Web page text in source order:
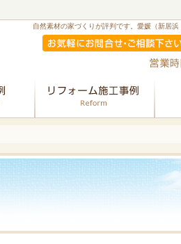
自然素材の家づくりが評判です。愛媛（新居